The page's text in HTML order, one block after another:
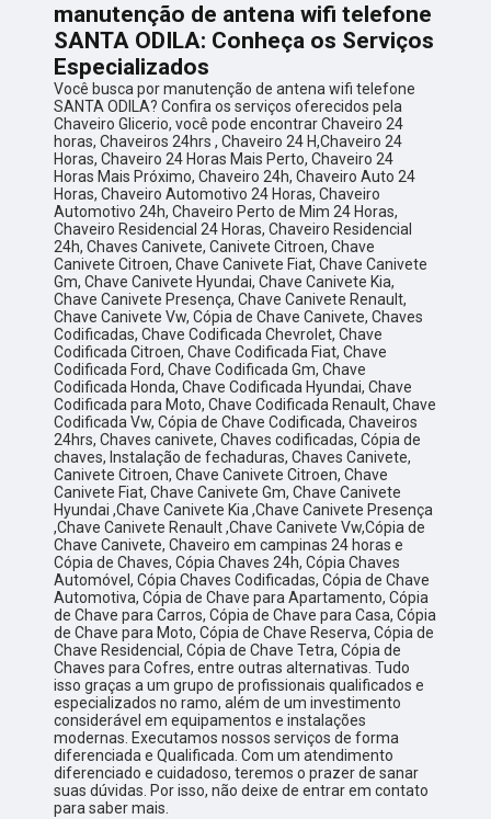
manutenção de antena wifi telefone
SANTA ODILA: Conheça os Serviços
Especializados
Você busca por manutenção de antena wifi telefone
SANTA ODILA? Confira os serviços oferecidos pela
Chaveiro Glicerio, você pode encontrar Chaveiro 24
horas, Chaveiros 24hrs , Chaveiro 24 H,Chaveiro 24
Horas, Chaveiro 24 Horas Mais Perto, Chaveiro 24
Horas Mais Próximo, Chaveiro 24h, Chaveiro Auto 24
Horas, Chaveiro Automotivo 24 Horas, Chaveiro
Automotivo 24h, Chaveiro Perto de Mim 24 Horas,
Chaveiro Residencial 24 Horas, Chaveiro Residencial
24h, Chaves Canivete, Canivete Citroen, Chave
Canivete Citroen, Chave Canivete Fiat, Chave Canivete
Gm, Chave Canivete Hyundai, Chave Canivete Kia,
Chave Canivete Presença, Chave Canivete Renault,
Chave Canivete Vw, Cópia de Chave Canivete, Chaves
Codificadas, Chave Codificada Chevrolet, Chave
Codificada Citroen, Chave Codificada Fiat, Chave
Codificada Ford, Chave Codificada Gm, Chave
Codificada Honda, Chave Codificada Hyundai, Chave
Codificada para Moto, Chave Codificada Renault, Chave
Codificada Vw, Cópia de Chave Codificada, Chaveiros
24hrs, Chaves canivete, Chaves codificadas, Cópia de
chaves, Instalação de fechaduras, Chaves Canivete,
Canivete Citroen, Chave Canivete Citroen, Chave
Canivete Fiat, Chave Canivete Gm, Chave Canivete
Hyundai ,Chave Canivete Kia ,Chave Canivete Presença
,Chave Canivete Renault ,Chave Canivete Vw,Cópia de
Chave Canivete, Chaveiro em campinas 24 horas e
Cópia de Chaves, Cópia Chaves 24h, Cópia Chaves
Automóvel, Cópia Chaves Codificadas, Cópia de Chave
Automotiva, Cópia de Chave para Apartamento, Cópia
de Chave para Carros, Cópia de Chave para Casa, Cópia
de Chave para Moto, Cópia de Chave Reserva, Cópia de
Chave Residencial, Cópia de Chave Tetra, Cópia de
Chaves para Cofres, entre outras alternativas. Tudo
isso graças a um grupo de profissionais qualificados e
especializados no ramo, além de um investimento
considerável em equipamentos e instalações
modernas. Executamos nossos serviços de forma
diferenciada e Qualificada. Com um atendimento
diferenciado e cuidadoso, teremos o prazer de sanar
suas dúvidas. Por isso, não deixe de entrar em contato
para saber mais.